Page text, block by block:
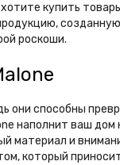
купить
роскоши.
они способны
наполнит ваш дом
материал и
который